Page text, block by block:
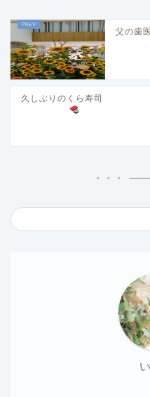
父の歯
久しぶりのくら寿司